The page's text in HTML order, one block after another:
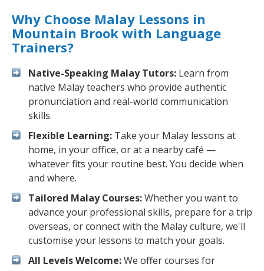
Why Choose Malay Lessons in
Mountain Brook with Language
Trainers?
Native-Speaking Malay Tutors: Learn from
native Malay teachers who provide authentic
pronunciation and real-world communication
skills.
Flexible Learning: Take your Malay lessons at
home, in your office, or at a nearby café —
whatever fits your routine best. You decide when
and where.
Tailored Malay Courses:Whether you want to
advance your professional skills, prepare for a trip
overseas, or connect with the Malay culture, we'll
customise your lessons to match your goals.
All Levels Welcome:We offer courses for